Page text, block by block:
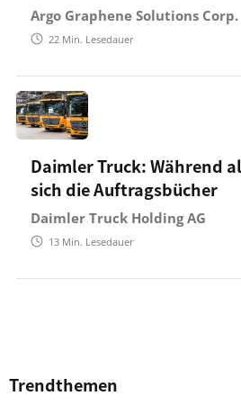
Argo Graphene Solutions Corp.
22 Min. Lesedauer
Daimler Truck: Während
sich die Auftragsbücher
Daimler Truck Holding AG
13 Min. Lesedauer
Trendthemen